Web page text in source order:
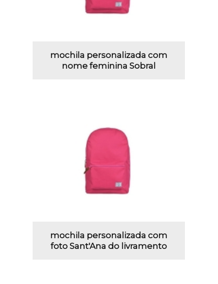
mochila personalizada com
nome feminina Sobral
mochila personalizada com
foto Sant'Ana do livramento